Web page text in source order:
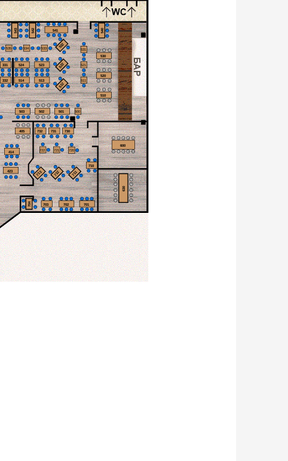
535 534 533 531
521
511
720
721
722
331
332
530
520
510
532
522
512
543 542
701
702
704 703
710
711
712
713
732 731 730
405
423
414
600
630
540
541
524
514
503
523
513
502 501 500
1 2 1 2 1 2
1
2
1
2
1
2
1
2
1
2
1
2
1 2
3 4
1 2
3 4
1 2 3
4 5 6
1 2 3
4 5 6
1 2 3
4 5 6
1
2
3
4
1
2
3
4
1
2
3
4
1
2
4
5
1
2
4
5
1 2
4 5 6
1 2
4 5 6
2 4
1 2
3 4
1 2
4
1
2
3
4
1
2
3
4
1
2
3
4
1 2
3 4
1 2
3 4
1 2
3 4
1 2 3
4 5 6
2
1 2 3
4 5 6
1 2 3
4 5 6
1 2 3 4 5
6 7 8 9 10
5
10
11
12
2 5
1 2 3 4
5 6 7 8
1 2 3
4 5 6
1 2 3
4 5 6
1 2 3
4 5 6
1 2
4 5 6
1 2 3
4 5 6
1 2 3
4 5 6
1 2 3
4 5 6
1
2